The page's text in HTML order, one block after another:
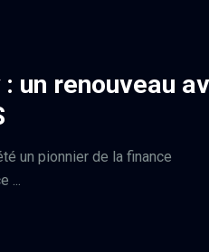
un renouveau
un pionnier de la finance
...